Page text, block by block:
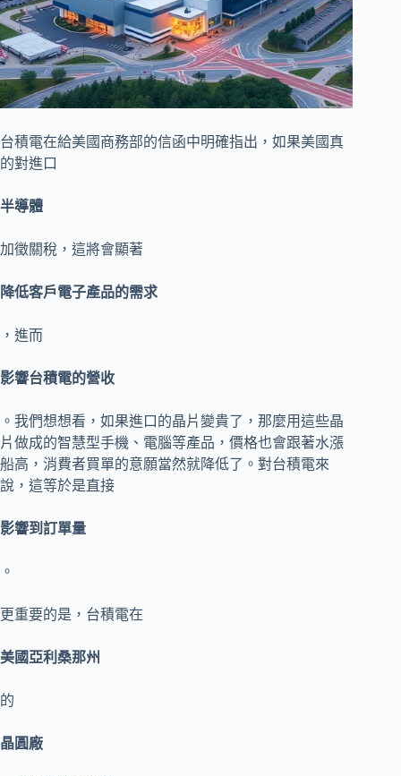
台積電在給美國商務部的信函中明確指出，如果美國真
的對進口
半導體
加徵關稅，這將會顯著
降低客戶電子產品的需求
，進而
影響台積電的營收
。我們想想看，如果進口的晶片變貴了，那麼用這些晶
片做成的智慧型手機、電腦等產品，價格也會跟著水漲
船高，消費者買單的意願當然就降低了。對台積電來
說，這等於是直接
影響到訂單量
。
更重要的是，台積電在
美國亞利桑那州
的
晶圓廠